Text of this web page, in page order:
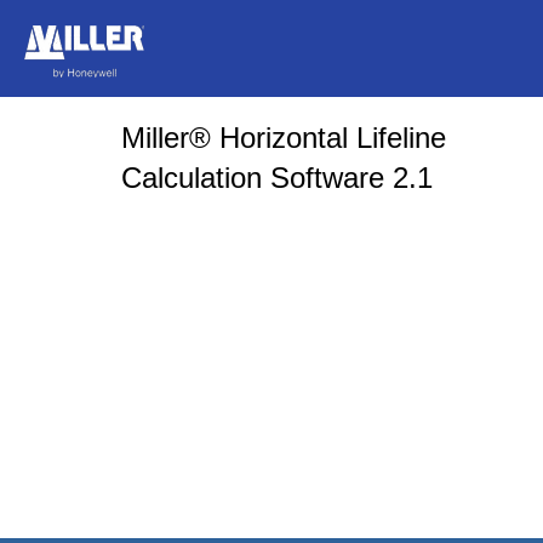
Miller® Horizontal Lifeline
Calculation Software 2.1